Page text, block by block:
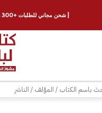
| شحن مجاني للطلبات +300 ريال | تغليف مجاني للطلبات +150 ريال |